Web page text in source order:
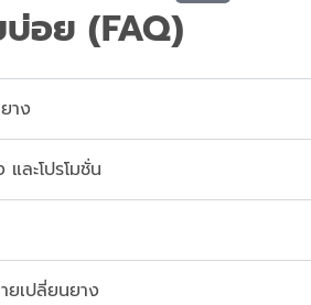
อย (FAQ)
าง
และโปรโมชั่น
ยเปลี่ยนยาง